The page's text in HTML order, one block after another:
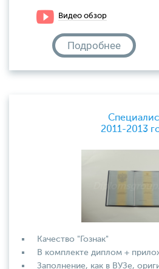
Видео обзор
Подробнее
2011-2013
Качество "Гознак"
В комплекте диплом +
Заполнение, как в ВУЗе,